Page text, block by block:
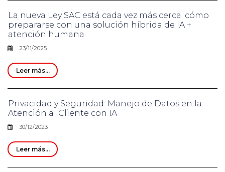
La nueva Ley SAC está cada vez más cerca: cómo
prepararse con una solución híbrida de IA +
atención humana
23/11/2025
Leer más...
Privacidad y Seguridad: Manejo de Datos en la
Atención al Cliente con IA
30/12/2023
Leer más...